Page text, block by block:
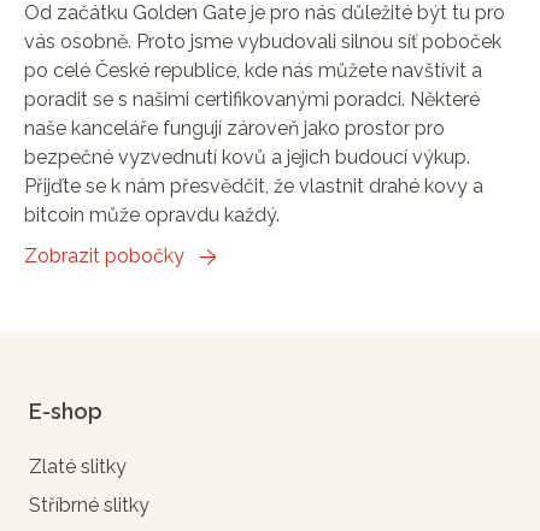
Od začátku Golden Gate je pro nás důležité být tu pro
vás osobně. Proto jsme vybudovali silnou síť poboček
po celé České republice, kde nás můžete navštívit a
poradit se s našimi certifikovanými poradci. Některé
naše kanceláře fungují zároveň jako prostor pro
bezpečné vyzvednutí kovů a jejich budoucí výkup.
Přijďte se k nám přesvědčit, že vlastnit drahé kovy a
bitcoin může opravdu každý.
Zobrazit pobočky
E-shop
Zlaté slitky
Stříbrné slitky